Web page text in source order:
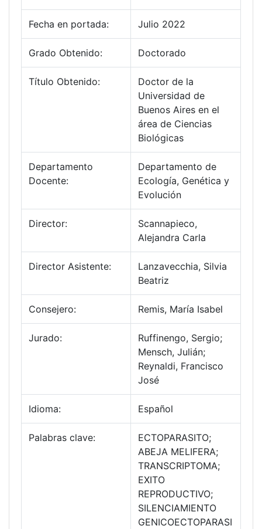
Fecha en portada: Julio 2022
Grado Obtenido: Doctorado
Título Obtenido:
Doctor de la
Universidad de
Buenos Aires en el
área de Ciencias
Biológicas
Departamento
Docente:
Departamento de
Ecología, Genética y
Evolución
Director:
Scannapieco,
Alejandra Carla
Director Asistente:
Lanzavecchia, Silvia
Beatriz
Consejero: Remis, María Isabel
Jurado:
Ruffinengo, Sergio;
Mensch, Julián;
Reynaldi, Francisco
José
Idioma: Español
Palabras clave:
ECTOPARASITO;
ABEJA MELIFERA;
TRANSCRIPTOMA;
EXITO
REPRODUCTIVO;
SILENCIAMIENTO
GENICOECTOPARASI